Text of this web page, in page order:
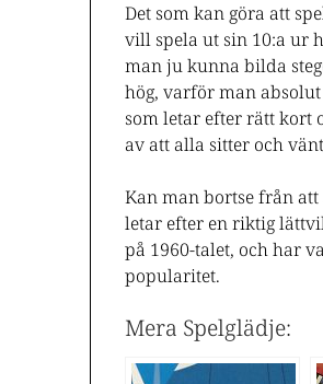
Det som kan göra att
vill spela ut sin 10:a ur
man ju kunna bilda
hög, varför man
som letar efter rätt kort
av att alla sitter och
Kan man bortse från
letar efter en riktig
på 1960-talet, och har
popularitet.
Mera Spelglädje: